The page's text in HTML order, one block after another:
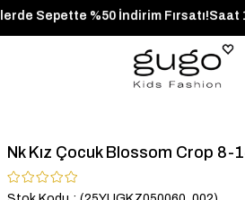
Tüm Ürünlerde Sepette %50 İndirim
Nk Kız Çocuk Blossom Crop 8-